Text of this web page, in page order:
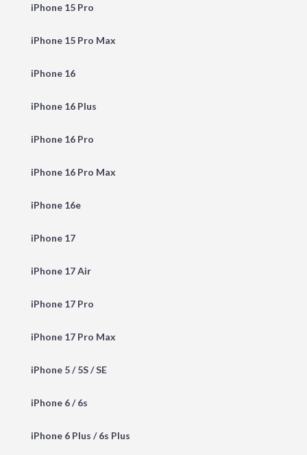
iPhone 15 Pro
iPhone 15 Pro Max
iPhone 16
iPhone 16 Plus
iPhone 16 Pro
iPhone 16 Pro Max
iPhone 16e
iPhone 17
iPhone 17 Air
iPhone 17 Pro
iPhone 17 Pro Max
iPhone 5 / 5S / SE
iPhone 6 / 6s
iPhone 6 Plus / 6s Plus